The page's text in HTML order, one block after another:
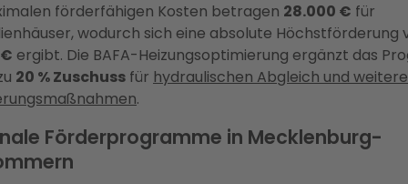
förderfähigen Kosten betragen 28.000 € für
wodurch sich eine absolute Höchstförderung
ergibt. Die BAFA-Heizungsoptimierung ergänzt das
20 % Zuschuss für hydraulischen Abgleich und weitere
.
Förderprogramme in Mecklenburg-